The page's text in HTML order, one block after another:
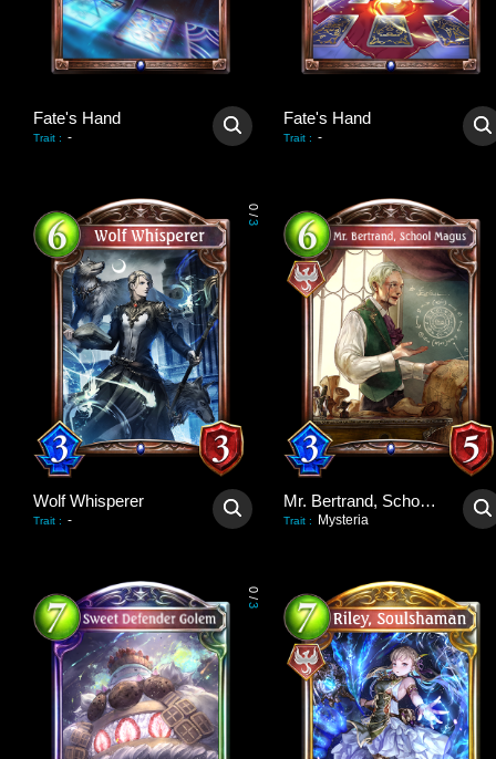
Fate's Hand
Trait : -
Fate's Hand
Trait : -
0
/
3
Wolf Whisperer
Trait : -
Mr. Bertrand, School Magus
Trait : Mysteria
0
/
3